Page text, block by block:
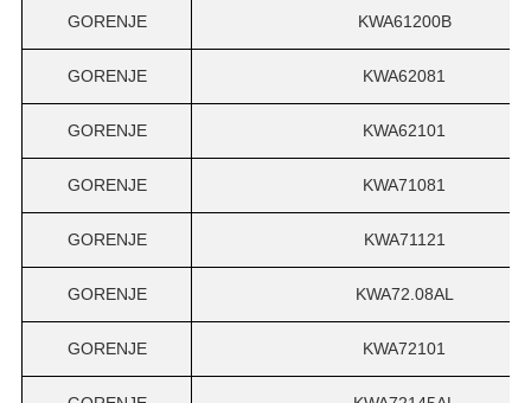
GORENJE KWA61200B
GORENJE KWA62081
GORENJE KWA62101
GORENJE KWA71081
GORENJE KWA71121
GORENJE KWA72.08AL
GORENJE KWA72101